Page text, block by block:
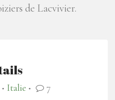
de Lacvivier.
● Italie ● 7